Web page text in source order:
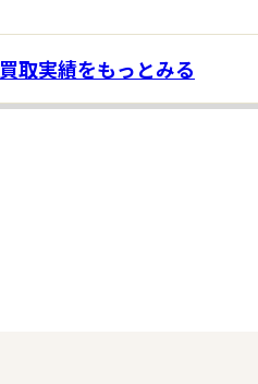
買取実績をもっとみる